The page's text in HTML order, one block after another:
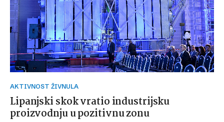
AKTIVNOST ŽIVNULA
Lipanjski skok vratio industrijsku
proizvodnju u pozitivnu zonu